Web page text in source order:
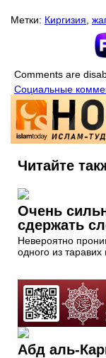
Метки: Киргизия
Comments are
Социальные
Читайте
Очень
сдержать
Невероятно
одного из таравих
Абд аль-